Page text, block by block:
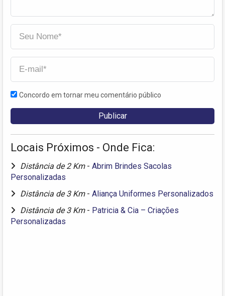
Concordo em tornar meu comentário público
Locais Próximos - Onde Fica:
Distância de 2 Km - Abrim Brindes Sacolas
Personalizadas
Distância de 3 Km - Aliança Uniformes Personalizados
Distância de 3 Km - Patricia & Cia – Criações
Personalizadas